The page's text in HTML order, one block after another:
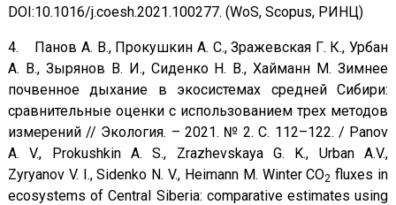
DOI:10.1016/j.coesh.2021.100277. (WoS, Scopus, РИНЦ)
4. Панов А. В., Прокушкин A. С., Зражевская Г. К., Урбан
A. В., Зырянов В. И., Сиденко Н. В., Хайманн М. Зимнее
почвенное дыхание в экосистемах средней Сибири:
сравнительные оценки с использованием трех методов
измерений // Экология. – 2021. № 2. С. 112–122. / Panov
A. V., Prokushkin A. S., Zrazhevskaya G. K., Urban A.V.,
Zyryanov V. I., Sidenko N. V., Heimann M. Winter CO2 fluxes in
ecosystems of Central Siberia: comparative estimates using